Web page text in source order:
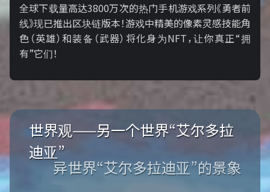
全球下载量高达3800万次的热门手机游戏系列《勇者前
线》现已推出区块链版本！游戏中精美的像素灵感技能角
色（英雄）和装备（武器）将化身为NFT，让你真正“拥
有”它们！
世界观——另一个世界“艾尔多拉
迪亚”
异世界“艾尔多拉迪亚”的景象